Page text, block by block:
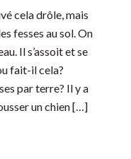
cela drôle, mais
fesses au sol. On
Il s’assoit et se
fait-il cela?
par terre? Il y a
un chien […]